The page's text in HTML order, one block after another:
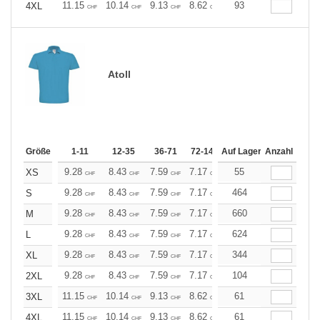
4XL
11.15 CHF 10.14 CHF 9.13 CHF 8.62 CHF 8.11
93
Atoll
Größe 1-11 12-35 36-71 72-143 144-287 288 +
Auf Lager Anzahl
XS 9.28 CHF 8.43 CHF 7.59 CHF 7.17 CHF 6.75
55
S
9.28 CHF 8.43 CHF 7.59 CHF 7.17 CHF 6.75
464
M
9.28 CHF 8.43 CHF 7.59 CHF 7.17 CHF 6.75
660
L
9.28 CHF 8.43 CHF 7.59 CHF 7.17 CHF 6.75
624
XL
9.28 CHF 8.43 CHF 7.59 CHF 7.17 CHF 6.75
344
2XL
9.28 CHF 8.43 CHF 7.59 CHF 7.17 CHF 6.75
104
3XL
11.15 CHF 10.14 CHF 9.13 CHF 8.62 CHF 8.11
61
4XL
11.15 CHF 10.14 CHF 9.13 CHF 8.62 CHF 8.11
61